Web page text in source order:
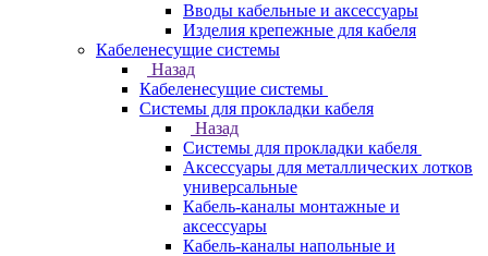
Вводы кабельные и аксессуары
Изделия крепежные для кабеля
Кабеленесущие системы
Назад
Кабеленесущие системы
Системы для прокладки кабеля
Назад
Системы для прокладки кабеля
Аксессуары для металлических лотков
универсальные
Кабель-каналы монтажные и
аксессуары
Кабель-каналы напольные и